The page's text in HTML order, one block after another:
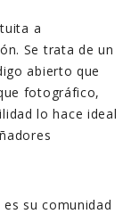
a
Se trata de un
abierto que
fotográfico,
lo hace ideal
su comunidad